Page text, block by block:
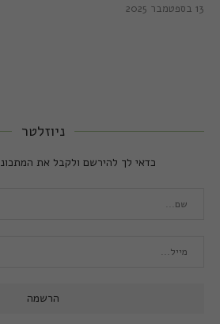
13 בספטמבר 2025
ניוזלטר
כדאי לך להירשם ולקבל את